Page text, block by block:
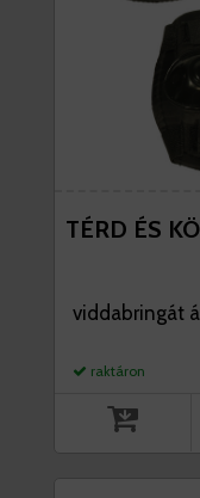
TÉRD ÉS
viddabringát
raktáron